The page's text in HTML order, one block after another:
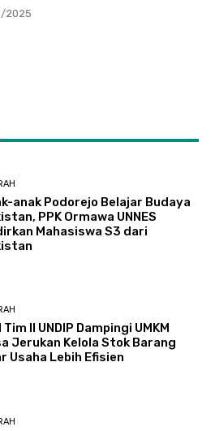
2025
anak Podorejo Belajar Budaya
PPK Ormawa UNNES
Mahasiswa S3 dari
Tim II UNDIP Dampingi UMKM
Jerukan Kelola Stok Barang
Usaha Lebih Efisien